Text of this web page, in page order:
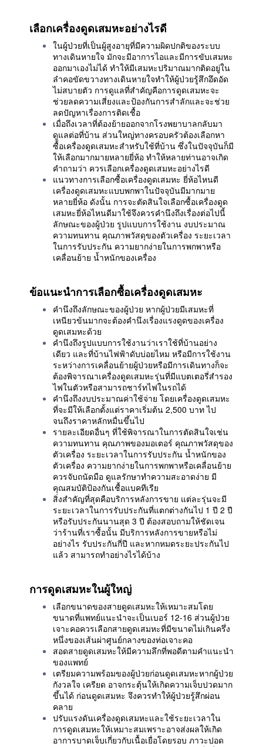
เลือกเครื่องดูดเสมหะอย่างไรดี
ในผู้ป่วยที่เป็นผู้สูงอายุที่มีความผิดปกติของระบบ
ทางเดินหายใจ มักจะมีอาการไอและมีการขับเสมหะ
ออกมาเองไม่ได้ ทำให้มีเสมหะปริมาณมากติดอยู่ใน
ลำคอขัดขวางทางเดินหายใจทำให้ผู้ป่วยรู้สึกอึดอัด
ไม่สบายตัว การดูแลที่สำคัญคือการดูดเสมหะจะ
ช่วยลดความเสี่ยงและป้องกันการสำลักและจะช่วย
ลดปัญหาเรื่องการติดเชื้อ
เมื่อถึงเวลาที่ต้องย้ายออกจากโรงพยาบาลกลับมา
ดูแลต่อที่บ้าน ส่วนใหญ่ทางครอบครัวต้องเลือกหา
ซื้อเครื่องดูดเสมหะสำหรับใช้ที่บ้าน ซึ่งในปัจจุบันก็มี
ให้เลือกมากมายหลายยี่ห้อ ทำให้หลายท่านอาจเกิด
คำถามว่า ควรเลือกเครื่องดูดเสมหะอย่างไรดี
แนวทางการเลือกซื้อเครื่องดูดเสมหะ ยี่ห้อไหนดี
เครื่องดูดเสมหะแบบพกพาในปัจจุบันมีมากมาย
หลายยี่ห้อ ดังนั้น การจะตัดสินใจเลือกซื้อเครื่องดูด
เสมหะยี่ห้อไหนดีมาใช้จึงควรคำนึงถึงเรื่องต่อไปนี้
ลักษณะของผู้ป่วย รูปแบบการใช้งาน งบประมาณ
ความทนทาน คุณภาพวัสดุของตัวเครื่อง ระยะเวลา
ในการรับประกัน ความยากง่ายในการพกพาหรือ
เคลื่อนย้าย น้ำหนักของเครื่อง
ข้อแนะนำการเลือกซื้อเครื่องดูดเสมหะ
คำนึงถึงลักษณะของผู้ป่วย หากผู้ป่วยมีเสมหะที่
เหนียวข้นมากจะต้องคำนึงเรื่องแรงดูดของเครื่อง
ดูดเสมหะด้วย
คำนึงถึงรูปแบบการใช้งานว่าเราใช้ที่บ้านอย่าง
เดียว และที่บ้านไฟฟ้าดับบ่อยไหม หรือมีการใช้งาน
ระหว่างการเคลื่อนย้ายผู้ป่วยหรือมีการเดินทางก็จะ
ต้องพิจารณาเครื่องดูดเสมหะรุ่นที่มีแบตเตอรี่สำรอง
ไฟในตัวหรือสามารถชาร์ทไฟในรถได้
คำนึงถึงงบประมาณค่าใช้จ่าย โดยเครื่องดูดเสมหะ
ที่จะมีให้เลือกตั้งแต่ราคาเริ่มต้น 2,500 บาท ไป
จนถึงราคาหลักหมื่นขึ้นไป
รายละเอียดอื่นๆ ที่ใช้พิจารณาในการตัดสินใจเช่น
ความทนทาน คุณภาพของมอเตอร์ คุณภาพวัสดุของ
ตัวเครื่อง ระยะเวลาในการรับประกัน น้ำหนักของ
ตัวเครื่อง ความยากง่ายในการพกพาหรือเคลื่อนย้าย
ควรจับถนัดมือ ดูแลรักษาทำความสะอาดง่าย มี
คุณสมบัติป้องกันเชื้อแบคทีเรีย
สิ่งสำคัญที่สุดคือบริการหลังการขาย แต่ละรุ่นจะมี
ระยะเวลาในการรับประกันที่แตกต่างกันไป 1 ปี 2 ปี
หรือรับประกันนานสุด 3 ปี ต้องสอบถามให้ชัดเจน
ว่าร้านที่เราซื้อนั้น มีบริการหลังการขายหรือไม่
อย่างไร รับประกันกี่ปี และหากหมดระยะประกันไป
แล้ว สามารถทำอย่างไรได้บ้าง
การดูดเสมหะในผู้ใหญ่
เลือกขนาดของสายดูดเสมหะให้เหมาะสมโดย
ขนาดที่แพทย์แนะนำจะเป็นเบอร์ 12-16 ส่วนผู้ป่วย
เจาะคอควรเลือกสายดูดเสมหะที่มีขนาดไม่เกินครึ่ง
หนึ่งของเส้นผ่าศูนย์กลางของท่อเจาะคอ
สอดสายดูดเสมหะให้มีความลึกที่พอดีตามคำแนะนำ
ของแพทย์
เตรียมความพร้อมของผู้ป่วยก่อนดูดเสมหะหากผู้ป่วย
กังวลใจ เครียด อาจกระตุ้นให้เกิดความเจ็บปวดมาก
ขึ้นได้ ก่อนดูดเสมหะ จึงควรทำให้ผู้ป่วยรู้สึกผ่อน
คลาย
ปรับแรงดันเครื่องดูดเสมหะและใช้ระยะเวลาใน
การดูดเสมหะให้เหมาะสมเพราะอาจส่งผลให้เกิด
อาการบาดเจ็บเกี่ยวกับเนื้อเยื่อโดยรอบ ภาวะปอด